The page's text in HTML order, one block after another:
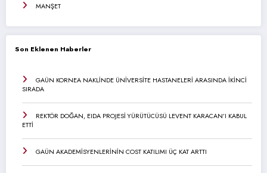
MANŞET
Son Eklenen Haberler
GAÜN KORNEA NAKLİNDE ÜNİVERSİTE HASTANELERİ ARASINDA İKİNCİ
SIRADA
REKTÖR DOĞAN, EIDA PROJESİ YÜRÜTÜCÜSÜ LEVENT KARACAN’I KABUL
ETTİ
GAÜN AKADEMİSYENLERİNİN COST KATILIMI ÜÇ KAT ARTTI